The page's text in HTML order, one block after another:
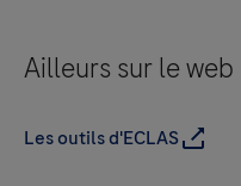
Ailleurs sur le web
Les outils d'ECLAS